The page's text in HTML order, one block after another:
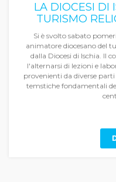
LA DIOCESI DI
TURISMO
Si è svolto sabato
animatore diocesano del
dalla Diocesi di Ischia. Il
l'alternarsi di lezioni e
provenienti da diverse
temstiche fondamentali